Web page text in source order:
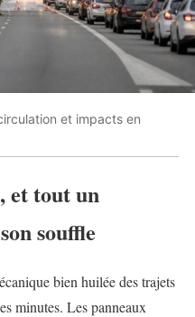
et impacts en
et tout un
souffle
bien huilée des trajets
minutes. Les panneaux